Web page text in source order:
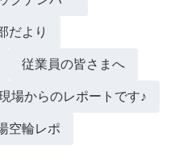
だより
従業員の皆さまへ
場からのレポートです♪
空輪レポ